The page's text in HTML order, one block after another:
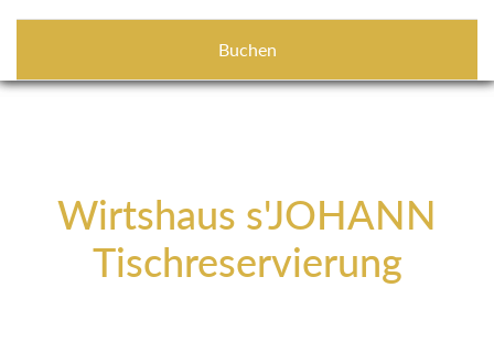
Buchen
Wirtshaus s'JOHANN
Tischreservierung